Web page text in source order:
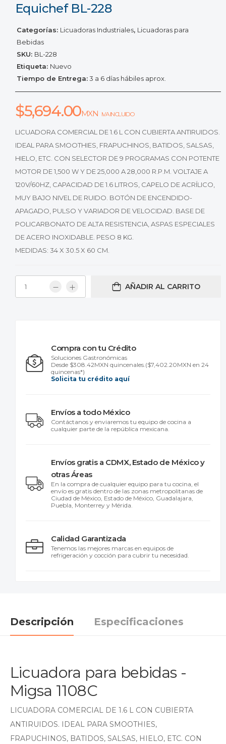
Equichef BL-228
Categorías: Licuadoras Industriales, Licuadoras para
Bebidas
SKU: BL-228
Etiqueta: Nuevo
Tiempo de Entrega:3 a 6 días hábiles aprox.
$5,694.00MXN IVA INCLUIDO
LICUADORA COMERCIAL DE 1.6 L CON CUBIERTA ANTIRUIDOS.
IDEAL PARA SMOOTHIES, FRAPUCHINOS, BATIDOS, SALSAS,
HIELO, ETC. CON SELECTOR DE 9 PROGRAMAS CON POTENTE
MOTOR DE 1,500 W Y DE 25,000 A 28,000 R.P.M. VOLTAJE A
120V/60HZ, CAPACIDAD DE 1.6 LITROS, CAPELO DE ACRÍLICO,
MUY BAJO NIVEL DE RUIDO. BOTÓN DE ENCENDIDO-
APAGADO, PULSO Y VARIADOR DE VELOCIDAD. BASE DE
POLICARBONATO DE ALTA RESISTENCIA, ASPAS ESPECIALES
DE ACERO INOXIDABLE. PESO 8 KG.
MEDIDAS: 34 X 30.5 X 60 CM.
AÑADIR AL CARRITO
Compra con tu Crédito
Soluciones Gastronómicas
Desde $308.42MXN quincenales.($7,402.20MXN en 24
quincenas*)
Solicita tu crédito aquí
Envíos a todo México
Contáctanos y enviaremos tu equipo de cocina a
cualquier parte de la república mexicana.
Envíos gratis a CDMX, Estado de México y
otras Áreas
En la compra de cualquier equipo para tu cocina, el
envío es gratis dentro de las zonas metropolitanas de
Ciudad de México, Estado de México, Guadalajara,
Puebla, Monterrey y Mérida.
Calidad Garantizada
Tenemos las mejores marcas en equipos de
refrigeración y cocción para cubrir tu necesidad.
Descripción Especificaciones
Licuadora para bebidas -
Migsa 1108C
LICUADORA COMERCIAL DE 1.6 L CON CUBIERTA
ANTIRUIDOS. IDEAL PARA SMOOTHIES,
FRAPUCHINOS, BATIDOS, SALSAS, HIELO, ETC. CON